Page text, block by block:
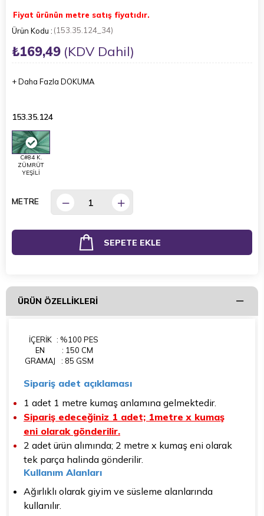
Fiyat ürünün metre satış fiyatıdır.
(153.35.124_34)
₺169,49 (KDV Dahil)
+Daha Fazla DOKUMA
153.35.124
C#84 K.
ZÜMRÜT
YEŞİLİ
METRE
ÜRÜN ÖZELLIKLERI
İÇERİK : %100 PES
EN
: 150 CM
GRAMAJ
: 85 GSM
Sipariş adet açıklaması
1 adet 1 metre kumaş anlamına gelmektedir.
Sipariş edeceğiniz 1 adet; 1metre x kumaş
eni olarak gönderilir.
2 adet ürün alımında; 2 metre x kumaş eni olarak
tek parça halinda gönderilir.
Kullanım Alanları
Ağırlıklı olarak giyim ve süsleme alanlarında
kullanılır.